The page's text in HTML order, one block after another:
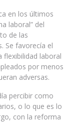
en los últimos
laboral” del
de las
Se favorecía el
flexibilidad laboral
por menos
adversas.
percibir como
o lo que es lo
con la reforma